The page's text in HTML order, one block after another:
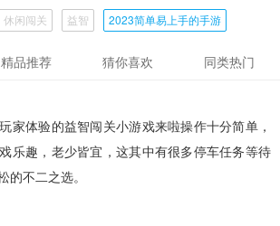
休闲闯关 益智 2023简单易上手的手游
精品推荐 猜你喜欢 同类热门
家体验的益智闯关小游戏来啦操作十分简单，
乐趣，老少皆宜，这其中有很多停车任务等待
不二之选。